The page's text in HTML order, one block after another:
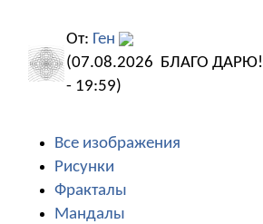
От: Ген
(07.08.2026
- 19:59)
БЛАГО ДАРЮ!
Все изображения
Рисунки
Фракталы
Мандалы